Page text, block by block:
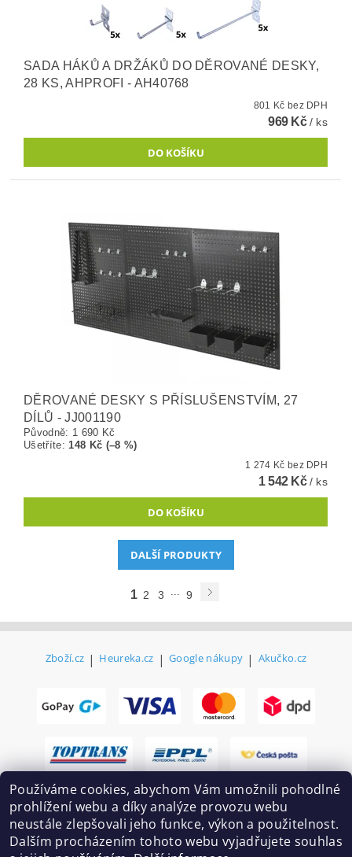
SADA HÁKŮ A DRŽÁKŮ DO DĚROVANÉ DESKY,
28 KS, AHPROFI - AH40768
801 Kč bez DPH
969 Kč/ ks
DĚROVANÉ DESKY S PŘÍSLUŠENSTVÍM, 27
DÍLŮ - JJ001190
Původně: 1 690 Kč
Ušetříte:148 Kč (–8 %)
1 274 Kč bez DPH
1 542 Kč/ ks
DALŠÍ PRODUKTY
1 2 3 ... 9
Zboží.cz | Heureka.cz | Google nákupy | Akučko.cz
Používáme cookies, abychom Vám umožnili pohodlné
prohlížení webu a díky analýze provozu webu
neustále zlepšovali jeho funkce, výkon a použitelnost.
Dalším procházením tohoto webu vyjadřujete souhlas